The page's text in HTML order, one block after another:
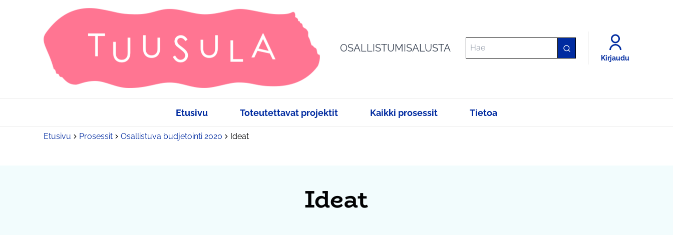
OSALLISTUMISALUSTA
Kirjaudu
Etusivu Toteutettavat projektit Kaikki prosessit Tietoa
Etusivu Prosessit Osallistuva budjetointi 2020 Ideat
Ideat